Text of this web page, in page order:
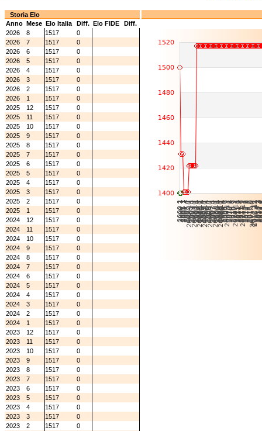
Storia Elo
Anno Mese Elo Italia Diff. Elo FIDE
Diff.
2026
8 1517
0
2026
7 1517
0
2026
6 1517
0
2026
5 1517
0
2026
4 1517
0
2026
3 1517
0
2026
2 1517
0
2026
1 1517
0
2025
12 1517
0
2025
11 1517
0
2025
10 1517
0
2025
9 1517
0
2025
8 1517
0
2025
7 1517
0
2025
6 1517
0
2025
5 1517
0
2025
4 1517
0
2025
3 1517
0
2025
2 1517
0
2025
1 1517
0
2024
12 1517
0
2024
11 1517
0
2024
10 1517
0
2024
9 1517
0
2024
8 1517
0
2024
7 1517
0
2024
6 1517
0
2024
5 1517
0
2024
4 1517
0
2024
3 1517
0
2024
2 1517
0
2024
1 1517
0
2023
12 1517
0
2023
11 1517
0
2023
10 1517
0
2023
9 1517
0
2023
8 1517
0
2023
7 1517
0
2023
6 1517
0
2023
5 1517
0
2023
4 1517
0
2023
3 1517
0
2023
2 1517
0